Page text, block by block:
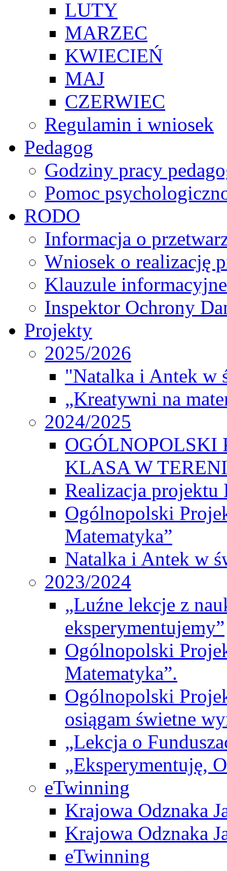
LUTY
MARZEC
KWIECIEŃ
MAJ
CZERWIEC
Regulamin i wniosek
Pedagog
Godziny pracy
Pomoc
RODO
Informacja o
Wniosek o realizację
Klauzule informacyjne
Inspektor Ochrony
Projekty
2025/2026
"Natalka i Antek w
„Kreatywni na
2024/2025
OGÓLNOPOLSKI
KLASA W
Realizacja
Ogólnopolski
Matematyka”
Natalka i Antek w
2023/2024
„Luźne lekcje z
eksperymentujemy”
Ogólnopolski
Matematyka”.
Ogólnopolski
osiągam świetne
„Lekcja o
„Eksperymentuję,
eTwinning
Krajowa Odznaka
Krajowa Odznaka
eTwinning